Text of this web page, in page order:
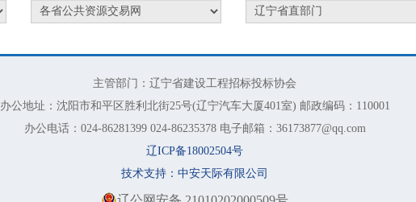
主管部门：辽宁省建设工程招标投标协会
办公地址：沈阳市和平区胜利北街25号(辽宁汽车大厦401室) 邮政编码：110001
办公电话：024-86281399 024-86235378 电子邮箱：36173877@qq.com
辽ICP备18002504号
技术支持：中安天际有限公司